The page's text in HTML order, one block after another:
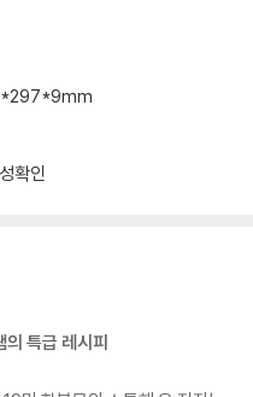
확인
특급 레시피